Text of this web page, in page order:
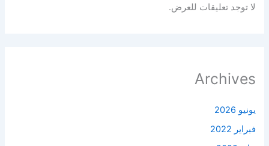
لا توجد تعليقات للعرض.
Archives
يونيو 2026
فبراير 2022